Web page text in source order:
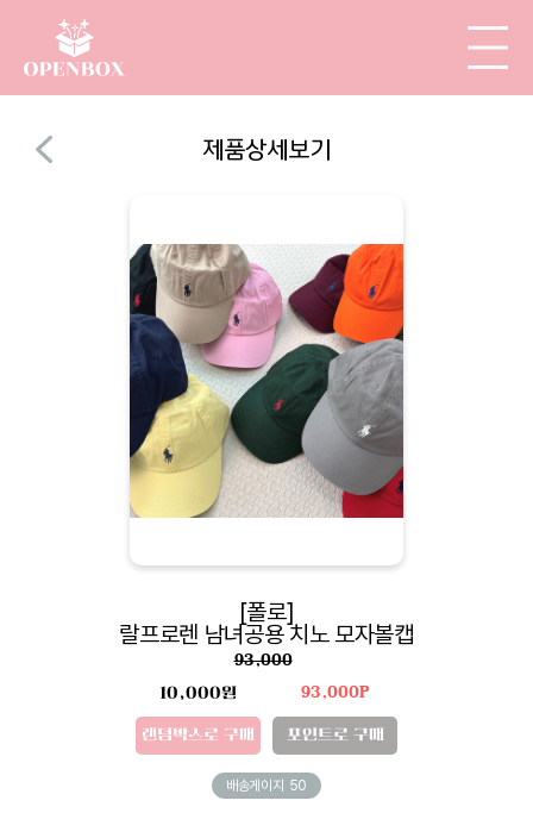
제품상세보기
[폴로]
랄프로렌 남녀공용 치노 모자볼캡
93,000
10,000원
랜덤박스로 구매
93,000P
포인트로 구매
배송게이지 50